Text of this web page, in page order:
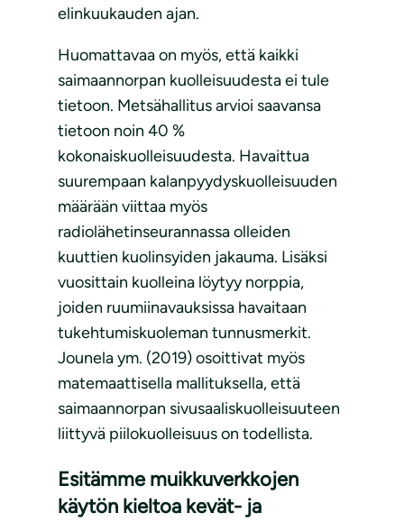
elinkuukauden ajan.
Huomattavaa on myös, että kaikki
saimaannorpan kuolleisuudesta ei tule
tietoon. Metsähallitus arvioi saavansa
tietoon noin 40 %
kokonaiskuolleisuudesta. Havaittua
suurempaan kalanpyydyskuolleisuuden
määrään viittaa myös
radiolähetinseurannassa olleiden
kuuttien kuolinsyiden jakauma. Lisäksi
vuosittain kuolleina löytyy norppia,
joiden ruumiinavauksissa havaitaan
tukehtumiskuoleman tunnusmerkit.
Jounela ym. (2019) osoittivat myös
matemaattisella mallituksella, että
saimaannorpan sivusaaliskuolleisuuteen
liittyvä piilokuolleisuus on todellista.
Esitämme muikkuverkkojen
käytön kieltoa kevät- ja